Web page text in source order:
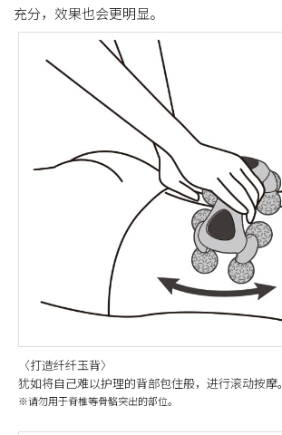
充分，效果也会更明显。
〈打造纤纤玉背〉
犹如将自己难以护理的背部包住般，进行滚动按摩。
※请勿用于脊椎等骨骼突出的部位。